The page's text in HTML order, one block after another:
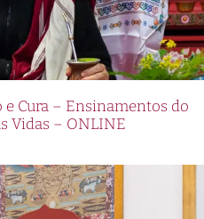
Cura – Ensinamentos do
Vidas – ONLINE